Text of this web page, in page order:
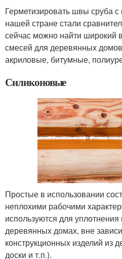
Герметизировать швы сруба
нашей стране стали
сейчас можно найти широкий
смесей для деревянных
акриловые, битумные,
Силиконовые
Простые в использовании
неплохими рабочими
используются для
деревянных домах, вне
конструкционных изделий из
доски и т.п.).